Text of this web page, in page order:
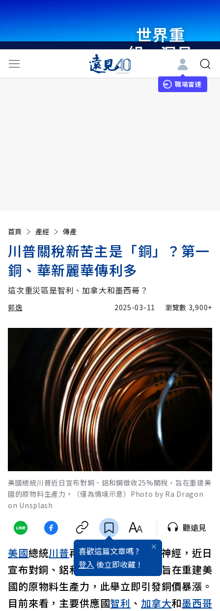
世界重
組・洞見
未來 與
世界領袖
職場雷達
首頁 產經 傳產
川普關稅新苦主是「銅」？第一
銅、華新麗華傳利多
這次重災區是智利、加拿大和墨西哥？
郭逸 2025-03-11 瀏覽數 3,900+
美國總統川普近日宣布對銅、鋁和鋼徵收25%關稅，旨在重建美
國的原物料生產力。（僅為情境示意）Photo by Ra Dragon
on Unsplash
喜歡這篇文章嗎 ?
登入 後立即收藏 !
聽遠見
美國總統川普再次放大敏感的關稅神經，近日
宣布對銅、鋁和鋼徵收25%關稅，旨在重建美
國的原物料生產力，此舉立即引發銅價暴漲。
目前來看，主要供應國智利 、 加拿大和墨西哥